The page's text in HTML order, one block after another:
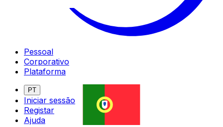
Pessoal
Corporativo
Plataforma
PT
Iniciar sessão
Registar
Ajuda